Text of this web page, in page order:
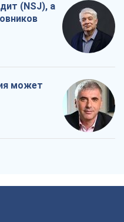
(NSJ), а
может